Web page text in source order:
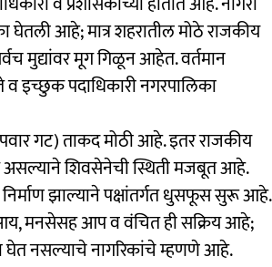
आहे; मात्र शहरातील मोठे राजकीय
मुद्यांवर मूग गिळून आहेत. वर्तमान
इच्छुक पदाधिकारी नगरपालिका
पवार गट) ताकद मोठी आहे. इतर राजकीय
असल्याने शिवसेनेची स्थिती मजबूत आहे.
निर्माण झाल्याने पक्षांतर्गत धुसफूस सुरू आहे.
मनसेसह आप व वंचित ही सक्रिय आहे;
घेत नसल्याचे नागरिकांचे म्‍हणणे आहे.